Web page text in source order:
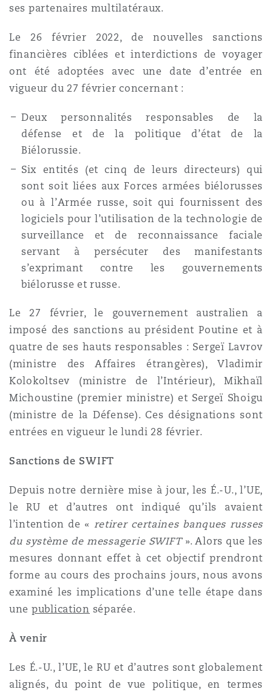
ses partenaires multilatéraux.
Le 26 février 2022, de nouvelles sanctions
financières ciblées et interdictions de voyager
ont été adoptées avec une date d’entrée en
vigueur du 27 février concernant :
Deux personnalités responsables de la
défense et de la politique d’état de la
Biélorussie.
Six entités (et cinq de leurs directeurs) qui
sont soit liées aux Forces armées biélorusses
ou à l’Armée russe, soit qui fournissent des
logiciels pour l’utilisation de la technologie de
surveillance et de reconnaissance faciale
servant à persécuter des manifestants
s’exprimant contre les gouvernements
biélorusse et russe.
Le 27 février, le gouvernement australien a
imposé des sanctions au président Poutine et à
quatre de ses hauts responsables : Sergeï Lavrov
(ministre des Affaires étrangères), Vladimir
Kolokoltsev (ministre de l’Intérieur), Mikhaïl
Michoustine (premier ministre) et Sergeï Shoigu
(ministre de la Défense). Ces désignations sont
entrées en vigueur le lundi 28 février.
Sanctions de SWIFT
Depuis notre dernière mise à jour, les É.-U., l’UE,
le RU et d’autres ont indiqué qu’ils avaient
l’intention de « retirer certaines banques russes
du système de messagerie SWIFT». Alors que les
mesures donnant effet à cet objectif prendront
forme au cours des prochains jours, nous avons
examiné les implications d’une telle étape dans
une publication séparée.
À venir
Les É.-U., l’UE, le RU et d’autres sont globalement
alignés, du point de vue politique, en termes